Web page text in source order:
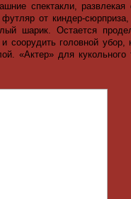
спектакли, развлекая
от киндер-сюрприза,
шарик. Остается
соорудить головной убор,
«Актер» для кукольного